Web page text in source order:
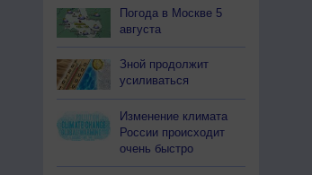
Погода в Москве 5
августа
Зной продолжит
усиливаться
Изменение климата
России происходит
очень быстро